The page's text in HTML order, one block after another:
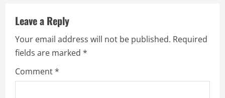
e
R
e
Leave a Reply
Your email address will not be published. Required
fields are marked *
Comment*